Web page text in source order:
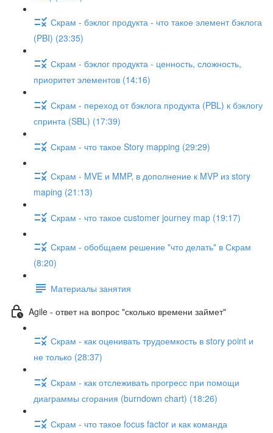
Скрам - бэклог продукта - что такое элемент бэклога
(PBI) (23:35)
Скрам - бэклог продукта - ценность, сложность,
приоритет элементов (14:16)
Скрам - переход от бэклога продукта (PBL) к бэклогу
спринта (SBL) (17:39)
Скрам - что такое Story mapping (29:29)
Скрам - MVE и MMP, в дополнение к MVP из story
maping (21:13)
Скрам - что такое customer journey map (19:17)
Скрам - обобщаем решение "что делать" в Скрам
(8:20)
Материалы занятия
Agile - ответ на вопрос "сколько времени займет"
Скрам - как оценивать трудоемкость в story point и
не только (28:37)
Скрам - как отслеживать прогресс при помощи
диаграммы сгорания (burndown chart) (18:26)
Скрам - что такое focus factor и как команда